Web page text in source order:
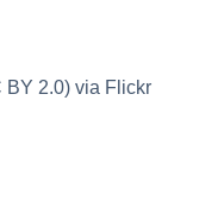
BY 2.0) via Flickr